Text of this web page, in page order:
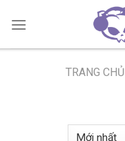
TRANG CHỦ